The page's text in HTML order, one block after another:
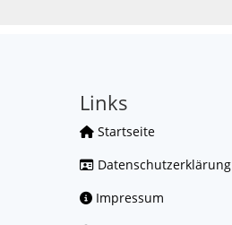
Links
Startseite
Datenschutzerklärung
Impressum